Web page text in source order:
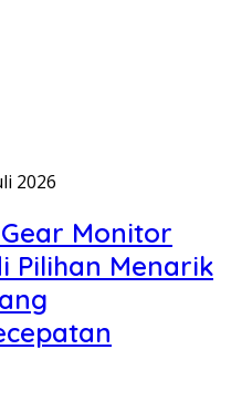
2026
Monitor
Pilihan Menarik